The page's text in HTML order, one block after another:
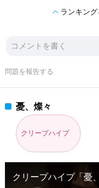
expand_lessランキン
問題を報告する
憂、燦々
クリープハイプ
クリープハイプ「憂